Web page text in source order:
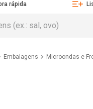
rápida
Embalagens Microondas e